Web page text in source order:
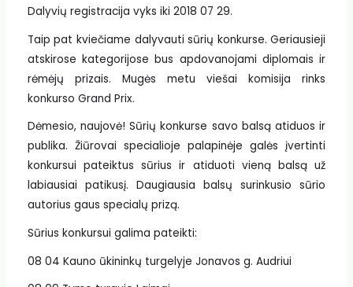
Dalyvių registracija vyks iki 2018 07 29.
Taip pat kviečiame dalyvauti sūrių konkurse. Geriausieji
atskirose kategorijose bus apdovanojami diplomais ir
rėmėjų prizais. Mugės metu viešai komisija rinks
konkurso Grand Prix.
Dėmesio, naujovė! Sūrių konkurse savo balsą atiduos ir
publika. Žiūrovai specialioje palapinėje galės įvertinti
konkursui pateiktus sūrius ir atiduoti vieną balsą už
labiausiai patikusį. Daugiausia balsų surinkusio sūrio
autorius gaus specialų prizą.
Sūrius konkursui galima pateikti:
08 04 Kauno ūkininkų turgelyje Jonavos g. Audriui